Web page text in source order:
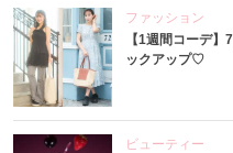
ファッション
【1週間コーデ
ックアップ♡
ビューティー